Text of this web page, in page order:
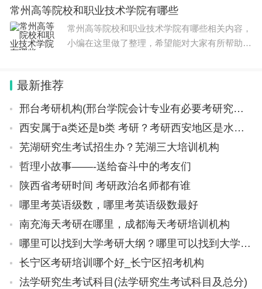
别：现代农艺，分数线：533分。 2、专业类
别：食品加工，分
常州高等院校和职业技术学院有哪些
常州高等院校和职业技术学院有哪些相关内容，
小编在这里做了整理，希望能对大家有所帮助，
最新推荐
邢台考研机构(邢台学院会计专业有必要考研究生吗邢台学院会计专业考研报哪些学校)
西安属于a类还是b类 考研？考研西安地区是水区吗
芜湖研究生考试招生办？芜湖三大培训机构
哲理小故事——-送给奋斗中的考友们
陕西省考研时间 考研政治名师都有谁
哪里考英语级数，哪里考英语级数最好
南充海天考研在哪里，成都海天考研培训机构
哪里可以找到大学考研大纲？哪里可以找到大学考研大纲答案
长宁区考研培训哪个好_长宁区招考机构
法学研究生考试科目(法学研究生考试科目及总分)